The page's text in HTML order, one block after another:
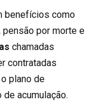
benefícios como
por morte e
chamadas
contratadas
plano de
acumulação.